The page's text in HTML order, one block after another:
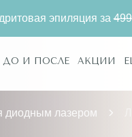
ДО И ПОСЛЕ АКЦИИ
диодным лазером
₽500 ₽ ー любая зона.